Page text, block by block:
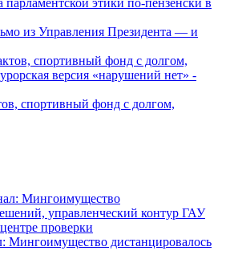
из Управления Президента — и
спортивный фонд с долгом,
Мингоимущество дистанцировалось